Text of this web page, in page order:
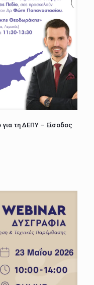
για τη ΔΕΠΥ – Είσοδος